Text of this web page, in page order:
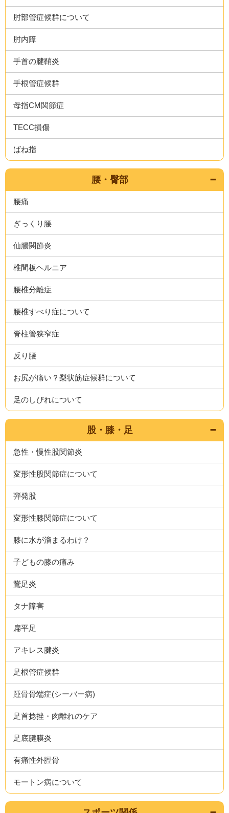
肘部管症候群について
肘内障
手首の腱鞘炎
手根管症候群
母指CM関節症
TECC損傷
ばね指
腰・臀部
腰痛
ぎっくり腰
仙腸関節炎
椎間板ヘルニア
腰椎分離症
腰椎すべり症について
脊柱管狭窄症
反り腰
お尻が痛い？梨状筋症候群について
足のしびれについて
股・膝・足
急性・慢性股関節炎
変形性股関節症について
弾発股
変形性膝関節症について
膝に水が溜まるわけ？
子どもの膝の痛み
鵞足炎
タナ障害
扁平足
アキレス腱炎
足根管症候群
踵骨骨端症(シーバー病)
足首捻挫・肉離れのケア
足底腱膜炎
有痛性外脛骨
モートン病について